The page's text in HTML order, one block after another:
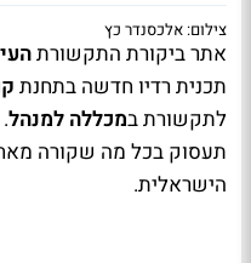
צילום: אלכסנדר כץ
אתר ביקורת התקשורת
תכנית רדיו חדשה בתחנת
לתקשורת במכללה למנהל
תעסוק בכל מה שקורה
הישראלית.